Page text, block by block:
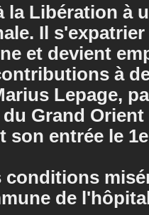
la Libération à
Il
et devient
à
Lepage,
Grand
son entrée le
de